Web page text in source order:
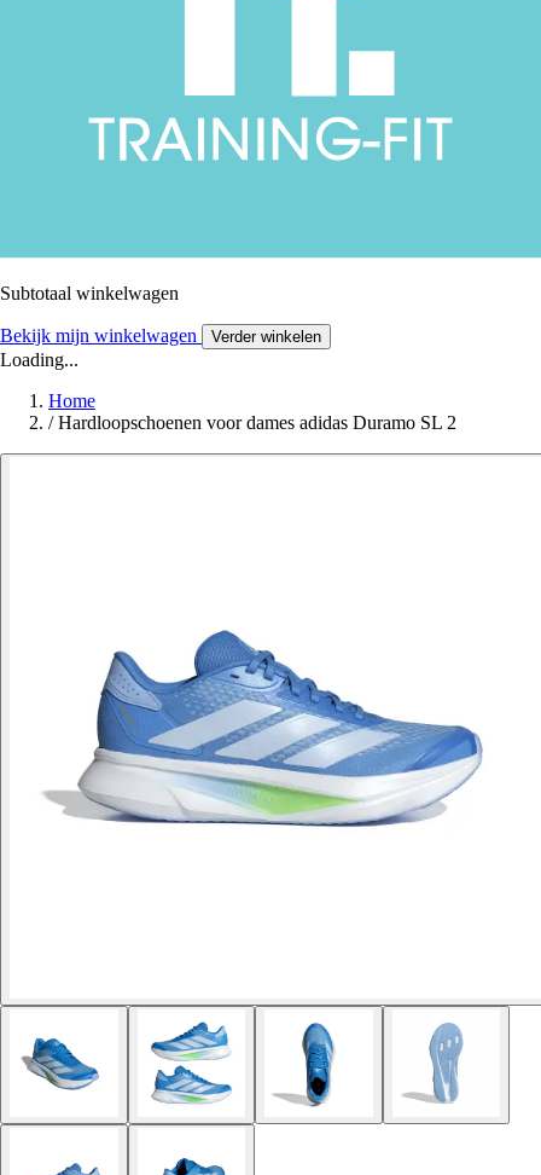
Subtotaal winkelwagen
Bekijk mijn winkelwagen Verder winkelen
Loading...
Home
/ Hardloopschoenen voor dames adidas Duramo SL 2